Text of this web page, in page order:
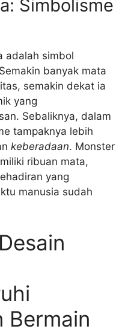
Simbolisme
adalah simbol
banyak mata
semakin dekat ia
yang
Sebaliknya, dalam
tampaknya lebih
keberadaan. Monster
ribuan mata,
yang
manusia sudah
Bermain